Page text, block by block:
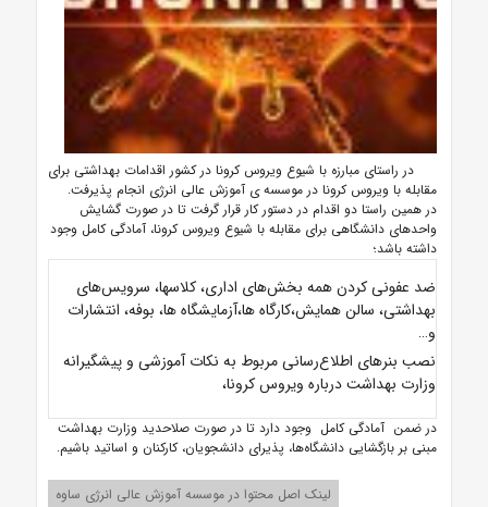
در راستای مبارزه با شیوع ویروس کرونا در کشور اقدامات بهداشتی برای
مقابله با ویروس کرونا در موسسه ی آموزش عالی انرژی انجام پذیرفت.
در همین راستا دو اقدام در دستور کار قرار گرفت تا در صورت گشایش
واحدهای دانشگاهی برای مقابله با شیوع ویروس کرونا، آمادگی کامل وجود
داشته باشد؛
ضد عفونی کردن همه بخش‌های اداری، کلاس­ها، سرویس‌های
بهداشتی، سالن همایش،کارگاه ها،آزمایشگاه ها، بوفه‌، انتشارات
و…
نصب بنرهای اطلاع‌رسانی مربوط به نکات آموزشی و پیشگیرانه
وزارت بهداشت درباره ویروس کرونا،
در ضمن آمادگی کامل وجود دارد تا در صورت صلاحدید وزارت بهداشت
مبنی بر بازگشایی دانشگاه‌ها، پذیرای دانشجویان، کارکنان و اساتید باشیم.
لینک اصل محتوا در موسسه آموزش عالی انرژی ساوه